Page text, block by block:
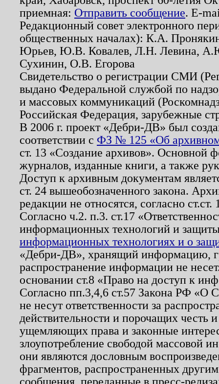
приемная: Отправить сообщение. E-
Редакционный совет электронного
общественных началах): К.А.
Юрьев, Ю.В. Ковалев, Л.Н. Левина,
Сухинин, О.В. Егорова
Свидетельство о регистрации СМИ
выдано Федеральной службой по
и массовых коммуникаций
Российская Федерация, зарубежные
В 2006 г. проект «Дебри-ДВ» был
соответствии с ФЗ № 125 «Об
ст. 13 «Создание архивов». Основной
журналов, изданные книги, а также
Доступ к архивным документам
ст. 24 вышеобозначенного закона.
редакции не относятся, согласно
Согласно ч.2. п.3. ст.17
информационных технологий и
информационных технологиях и о
«Дебри-ДВ», хранящий информацию,
распространение информации не
основании ст.8 «Право на доступ к
Согласно пп.3,4,6 ст.57 Закона РФ «О
не несут ответственности за
действительности и порочащих честь
ущемляющих права и законные
злоупотребление свободой массовой
они являются дословным
фрагментов, распространенных
сообщения, переданные в пресс-